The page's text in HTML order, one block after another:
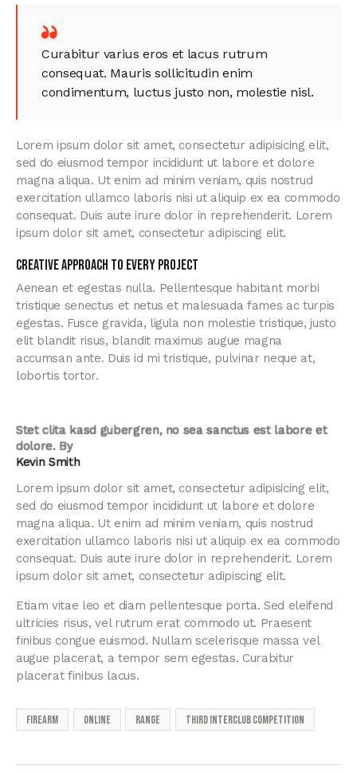
Curabitur varius eros et lacus rutrum
consequat. Mauris sollicitudin enim
condimentum, luctus justo non, molestie nisl.
Lorem ipsum dolor sit amet, consectetur adipisicing elit,
sed do eiusmod tempor incididunt ut labore et dolore
magna aliqua. Ut enim ad minim veniam, quis nostrud
exercitation ullamco laboris nisi ut aliquip ex ea commodo
consequat. Duis aute irure dolor in reprehenderit. Lorem
ipsum dolor sit amet, consectetur adipiscing elit.
Creative approach to every project
Aenean et egestas nulla. Pellentesque habitant morbi
tristique senectus et netus et malesuada fames ac turpis
egestas. Fusce gravida, ligula non molestie tristique, justo
elit blandit risus, blandit maximus augue magna
accumsan ante. Duis id mi tristique, pulvinar neque at,
lobortis tortor.
Stet clita kasd gubergren, no sea sanctus est labore et
dolore. By
Kevin Smith
Lorem ipsum dolor sit amet, consectetur adipisicing elit,
sed do eiusmod tempor incididunt ut labore et dolore
magna aliqua. Ut enim ad minim veniam, quis nostrud
exercitation ullamco laboris nisi ut aliquip ex ea commodo
consequat. Duis aute irure dolor in reprehenderit. Lorem
ipsum dolor sit amet, consectetur adipiscing elit.
Etiam vitae leo et diam pellentesque porta. Sed eleifend
ultricies risus, vel rutrum erat commodo ut. Praesent
finibus congue euismod. Nullam scelerisque massa vel
augue placerat, a tempor sem egestas. Curabitur
placerat finibus lacus.
firearm online range Third Interclub Competition